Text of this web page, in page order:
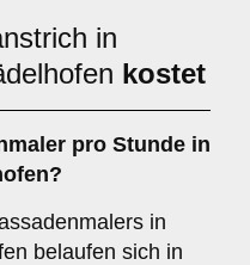
in
kostet
pro Stunde in
in
belaufen sich in